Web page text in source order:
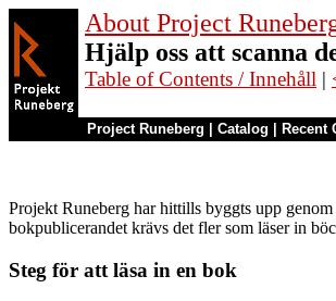
About Project
Hjälp oss att scanna
Table of Contents / Innehåll |
Project Runeberg Catalog Recent
Projekt Runeberg har hittills byggts upp
bokpublicerandet krävs det fler som läser in
Steg för att läsa in en bok